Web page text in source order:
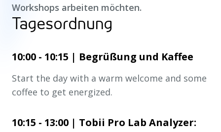
Workshops arbeiten möchten.
Tagesordnung
10:00 - 10:15 | Begrüßung und Kaffee
Start the day with a warm welcome and some
coffee to get energized.
10:15 - 13:00 | Tobii Pro Lab Analyzer: